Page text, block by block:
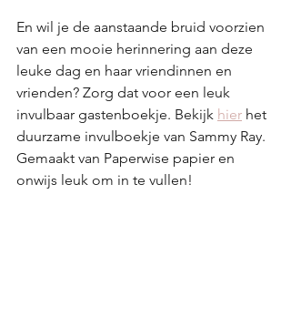
En wil je de aanstaande bruid voorzien
van een mooie herinnering aan deze
leuke dag en haar vriendinnen en
vrienden? Zorg dat voor een leuk
invulbaar gastenboekje. Bekijk hier het
duurzame invulboekje van Sammy Ray.
Gemaakt van Paperwise papier en
onwijs leuk om in te vullen!